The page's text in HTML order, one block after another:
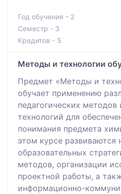
Год обучения - 2
Семестр - 3
Кредитов - 5
Методы и технологии
Предмет «Методы и
обучает применению
педагогических
технологий для
понимания предмета
этом курсе развиваются
образовательных
методов, организации
проектной работы, а
информационно-